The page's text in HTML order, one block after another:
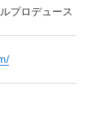
プロデュース（